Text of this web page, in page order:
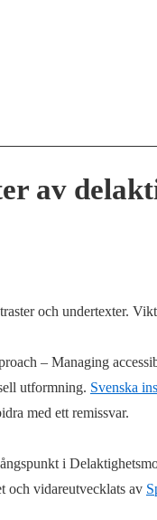
av
och undertexter.
– Managing
utformning. Svenska
med ett remissvar.
i
och vidareutvecklats av